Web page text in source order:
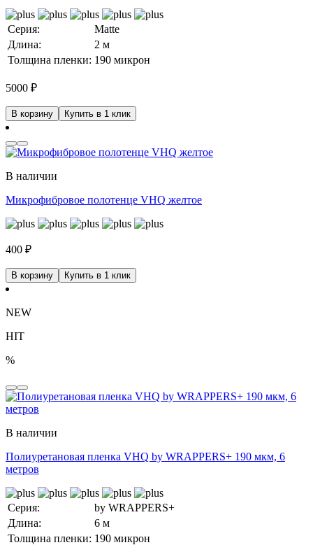
Серия:
Matte
Длина:
2 м
Толщина пленки: 190 микрон
5000 ₽
В корзину Купить в 1 клик
В наличии
Микрофибровое полотенце VHQ желтое
400 ₽
В корзину Купить в 1 клик
NEW
HIT
%
В наличии
Полиуретановая пленка VHQ by WRAPPERS+ 190 мкм, 6
метров
Серия:
by WRAPPERS+
Длина:
6 м
Толщина пленки: 190 микрон